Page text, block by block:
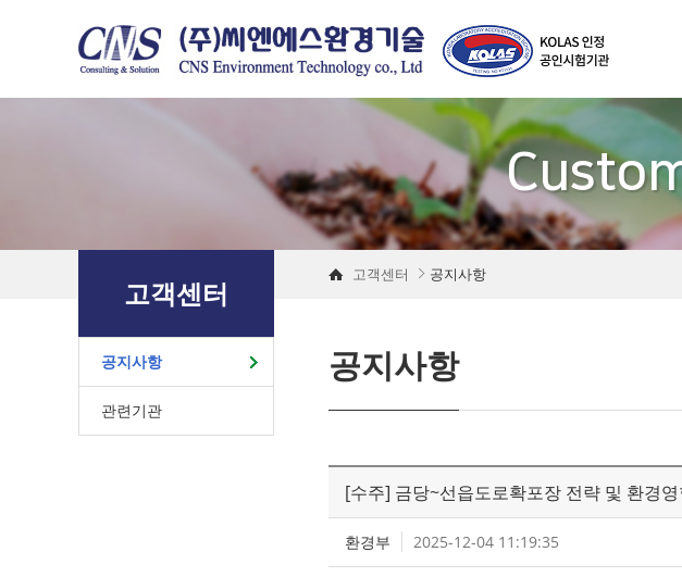
고객센터
공지사항
관련기관
고객센터 공지사항
공지사항
[수주] 금당~선읍도로확포장 전략 및 환경
환경부 2025-12-04 11:19:35